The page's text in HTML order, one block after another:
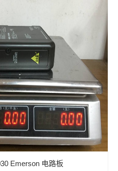
Emerson 电路板